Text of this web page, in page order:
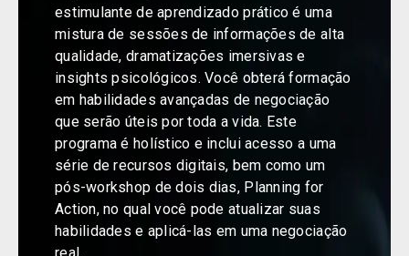
estimulante de aprendizado prático é uma
mistura de sessões de informações de alta
qualidade, dramatizações imersivas e
insights psicológicos. Você obterá formação
em habilidades avançadas de negociação
que serão úteis por toda a vida. Este
programa é holístico e inclui acesso a uma
série de recursos digitais, bem como um
pós-workshop de dois dias, Planning for
Action, no qual você pode atualizar suas
habilidades e aplicá-las em uma negociação
real.